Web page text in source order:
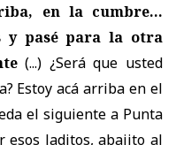
en la cumbre...
y pasé para la otra
(...) ¿Será que usted
Estoy acá arriba en el
el siguiente a Punta
esos laditos, abajito al